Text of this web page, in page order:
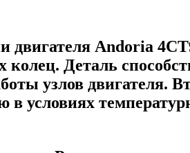
двигателя Andoria
Деталь
узлов двигателя.
в условиях